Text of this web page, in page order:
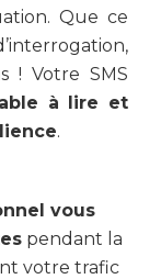
Que ce
! Votre SMS
à lire et
.
vous
pendant la
votre trafic